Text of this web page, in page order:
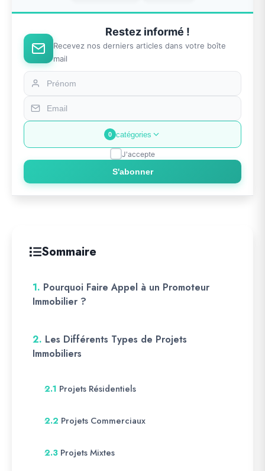
Restez informé !
Recevez nos derniers articles dans votre boîte
mail
0 catégories
J'accepte
S'abonner
Sommaire
1. Pourquoi Faire Appel à un Promoteur
Immobilier ?
2. Les Différents Types de Projets
Immobiliers
2.1 Projets Résidentiels
2.2 Projets Commerciaux
2.3 Projets Mixtes